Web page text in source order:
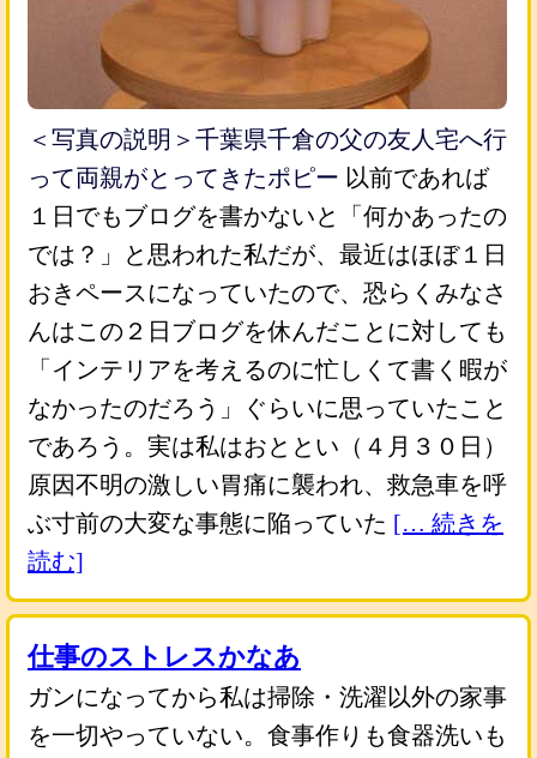
＜写真の説明＞千葉県千倉の父の友人宅へ行
って両親がとってきたポピー 以前であれば
１日でもブログを書かないと「何かあったの
では？」と思われた私だが、最近はほぼ１日
おきペースになっていたので、恐らくみなさ
んはこの２日ブログを休んだことに対しても
「インテリアを考えるのに忙しくて書く暇が
なかったのだろう」ぐらいに思っていたこと
であろう。実は私はおととい（４月３０日）
原因不明の激しい胃痛に襲われ、救急車を呼
ぶ寸前の大変な事態に陥っていた [… 続きを
読む]
仕事のストレスかなあ
ガンになってから私は掃除・洗濯以外の家事
を一切やっていない。食事作りも食器洗いも